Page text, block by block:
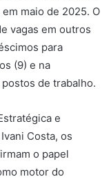
maio de 2025. O
vagas em outros
para
(9) e na
de trabalho.
e
Costa, os
o papel
motor do